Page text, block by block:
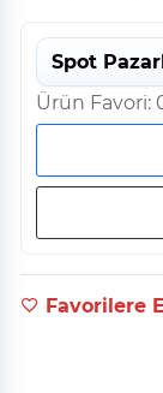
Spot
Ürün Favori:
Favorilere